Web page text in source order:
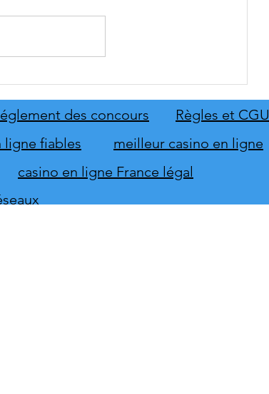
de son extension Homme
d'honneur
Règles et CGU
des concours
meilleur casino en ligne
ligne fiables
casino en ligne France légal